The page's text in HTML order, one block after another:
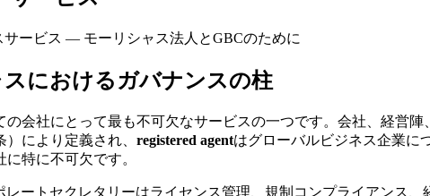
サービス — モーリシャス法人とGBCのために
におけるガバナンスの柱
会社にとって最も不可欠なサービスの一つです。会社、経営
）により定義され、 registered agentはグローバルビジネス企業に
に特に不可欠です。
レートセクレタリーはライセンス管理、規制コンプライアンス、